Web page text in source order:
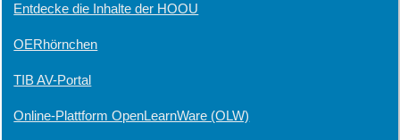
Entdecke die Inhalte der HOOU
OERhörnchen
TIB AV-Portal
Online-Plattform OpenLearnWare (OLW)